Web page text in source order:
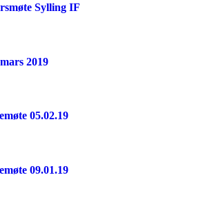
Sylling IF
2019
05.02.19
09.01.19